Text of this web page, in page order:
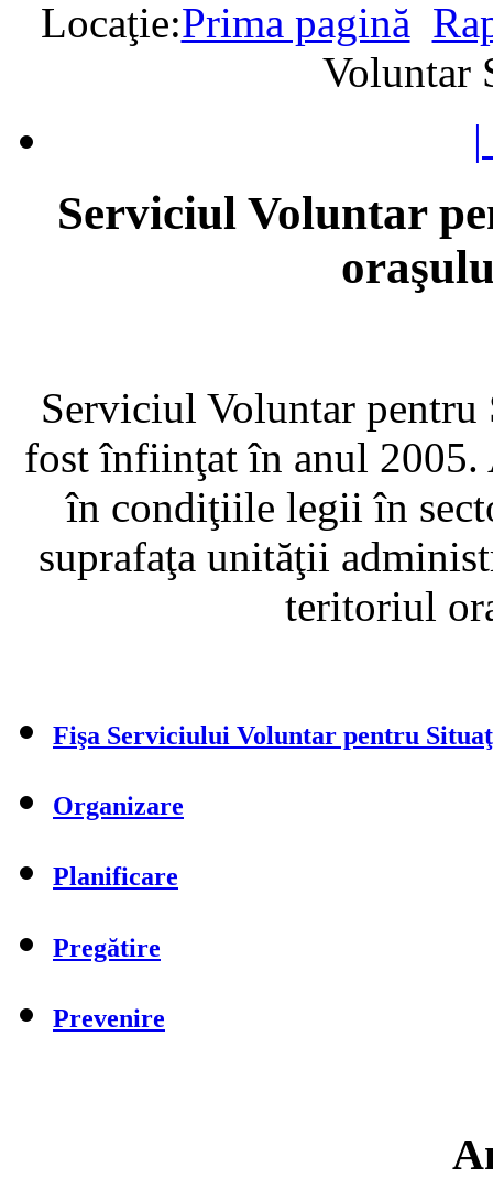
Locaţie:Prima pagină
Voluntar
Serviciul Voluntar
Serviciul Voluntar pentru
fost înfiinţat în anul 2005.
în condiţiile legii în
suprafaţa unităţii
teritoriul
Fişa Serviciului Voluntar pentru
Organizare
Planificare
Pregătire
Prevenire